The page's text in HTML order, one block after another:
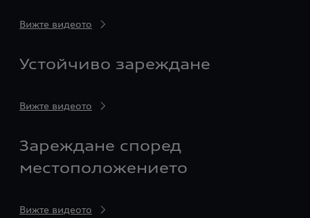
Вижте видеото
Устойчиво зареждане
Вижте видеото
Зареждане според
местоположението
Вижте видеото